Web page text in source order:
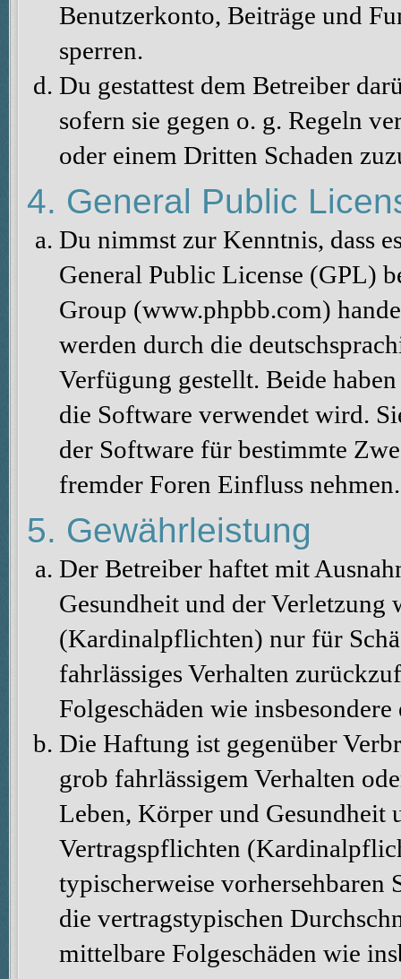
Benutzerkonto, Beiträge und
sperren.
Du gestattest dem Betreiber
sofern sie gegen o. g. Regeln
oder einem Dritten Schaden
4. General Public
Du nimmst zur Kenntnis, dass
General Public License (GPL)
Group (www.phpbb.com)
werden durch die
Verfügung gestellt. Beide
die Software verwendet wird.
der Software für bestimmte
fremder Foren Einfluss nehmen.
5. Gewährleistung
Der Betreiber haftet mit
Gesundheit und der
(Kardinalpflichten) nur für
fahrlässiges Verhalten
Folgeschäden wie
Die Haftung ist gegenüber
grob fahrlässigem Verhalten
Leben, Körper und Gesundheit
Vertragspflichten
typischerweise vorhersehbaren
die vertragstypischen
mittelbare Folgeschäden wie